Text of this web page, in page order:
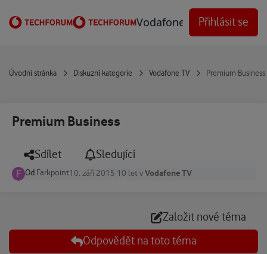
Vodafone Techforum
Přihlásit se
Úvodní stránka Diskuzní kategorie Vodafone TV Premium Business
Premium Business
Sdílet Sledující
Od Farkpoint10. září 2015 10 let vVodafone TV
Založit nové téma
Odpovědět na toto téma